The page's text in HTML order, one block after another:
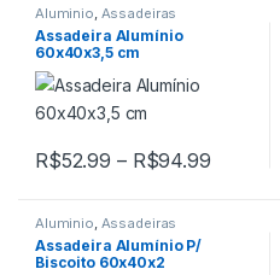
Aluminio, Assadeiras
Assadeira Alumínio
60x40x3,5 cm
R$52.99 – R$94.99Faixa
Este produto tem várias
Aluminio, Assadeiras
Assadeira Alumínio P/
Biscoito 60x40x2